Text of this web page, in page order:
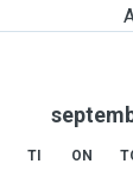
TI ON